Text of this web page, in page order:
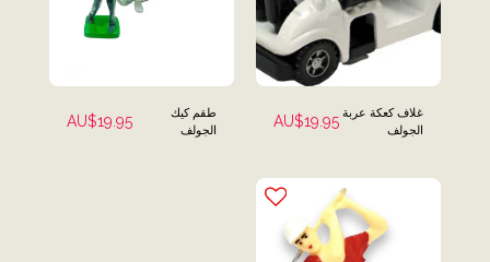
غلاف كعكة عربة
الجولف
AU$19.95
طقم كيك
الجولف
AU$19.95